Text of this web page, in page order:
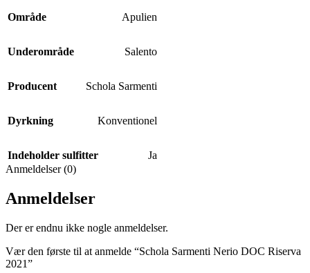
Område Apulien
Underområde Salento
Producent Schola Sarmenti
Dyrkning Konventionel
Indeholder sulfitter
Ja
Anmeldelser (0)
Anmeldelser
Der er endnu ikke nogle anmeldelser.
Vær den første til at anmelde “Schola Sarmenti Nerio DOC Riserva
2021”